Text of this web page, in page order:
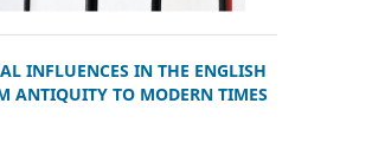
INFLUENCES IN THE ENGLISH
ANTIQUITY TO MODERN TIMES